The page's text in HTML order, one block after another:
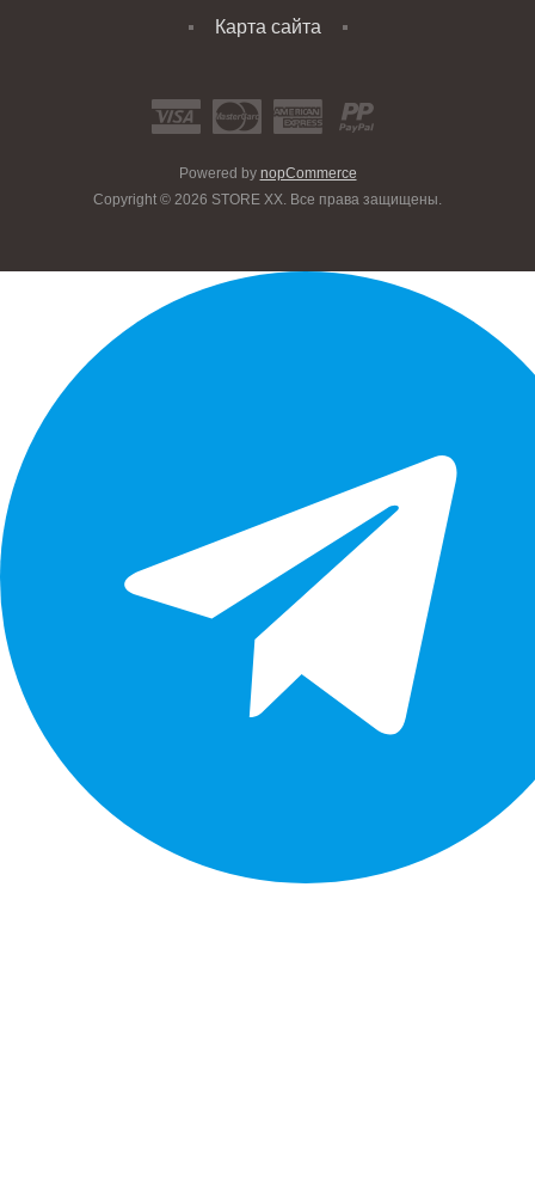
Карта сайта
Powered by nopCommerce
Copyright © 2026 STORE XX. Все права защищены.